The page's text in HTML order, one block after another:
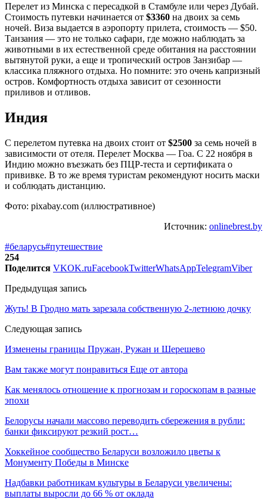
Перелет из Минска с пересадкой в Стамбуле или через Дубай.
Стоимость путевки начинается от $3360 на двоих за семь
ночей. Виза выдается в аэропорту прилета, стоимость — $50.
Танзания — это не только сафари, где можно наблюдать за
животными в их естественной среде обитания на расстоянии
вытянутой руки, а еще и тропический остров Занзибар —
классика пляжного отдыха. Но помните: это очень капризный
остров. Комфортность отдыха зависит от сезонности
приливов и отливов.
Индия
С перелетом путевка на двоих стоит от $2500 за семь ночей в
зависимости от отеля. Перелет Москва — Гоа. С 22 ноября в
Индию можно въезжать без ПЦР-теста и сертификата о
прививке. В то же время туристам рекомендуют носить маски
и соблюдать дистанцию.
Фото: pixabay.com (иллюстративное)
Источник: onlinebrest.by
#беларусь#путешествие
254
Поделится VKOK.ruFacebookTwitterWhatsAppTelegramViber
Предыдущая запись
Жуть! В Гродно мать зарезала собственную 2-летнюю дочку
Следующая запись
Изменены границы Пружан, Ружан и Шерешево
Вам также могут понравиться Еще от автора
Как менялось отношение к прогнозам и гороскопам в разные
эпохи
Белорусы начали массово переводить сбережения в рубли:
банки фиксируют резкий рост…
Хоккейное сообщество Беларуси возложило цветы к
Монументу Победы в Минске
Надбавки работникам культуры в Беларуси увеличены:
выплаты выросли до 66 % от оклада